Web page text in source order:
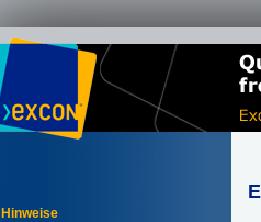
Hinweise